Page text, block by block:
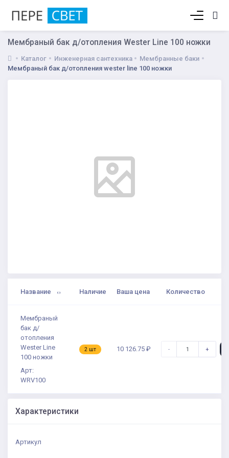
Мембраный бак д/отопления Wester Line 100 ножки
Каталог Инженерная сантехника
Мембранные баки
Мембраный бак д/отопления wester line 100 ножки
Название Наличие Ваша цена Количество
Мембраный
бак д/
отопления
Wester Line
100 ножки
Арт:
WRV100
2 шт 10 126.75 ₽ - +
Характеристики
Артикул